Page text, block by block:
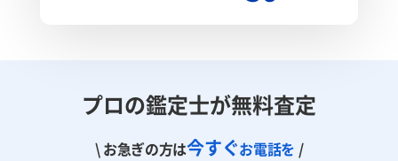
プロの鑑定士が無料査定
\ お急ぎの方は今すぐお電話を /